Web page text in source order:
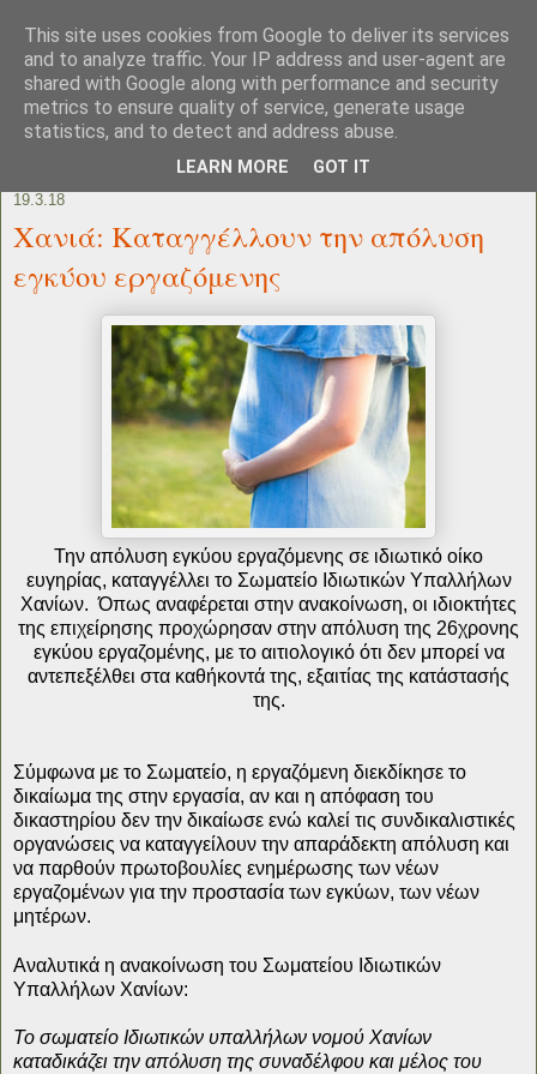
19.3.18
Χανιά: Καταγγέλλουν την απόλυση
εγκύου εργαζόμενης
Την απόλυση εγκύου εργαζόμενης σε ιδιωτικό οίκο
ευγηρίας, καταγγέλλει το Σωματείο Ιδιωτικών Υπαλλήλων
Χανίων.Όπως αναφέρεται στην ανακοίνωση, οι ιδιοκτήτες
της επιχείρησης προχώρησαν στην απόλυση της 26χρονης
εγκύου εργαζομένης, με το αιτιολογικό ότι δεν μπορεί να
αντεπεξέλθει στα καθήκοντά της, εξαιτίας της κατάστασής
της.
Σύμφωνα με το Σωματείο, η εργαζόμενη διεκδίκησε το
δικαίωμα της στην εργασία, αν και η απόφαση του
δικαστηρίου δεν την δικαίωσε ενώ καλεί τις συνδικαλιστικές
οργανώσεις να καταγγείλουν την απαράδεκτη απόλυση και
να παρθούν πρωτοβουλίες ενημέρωσης των νέων
εργαζομένων για την προστασία των εγκύων, των νέων
μητέρων.
Αναλυτικά η ανακοίνωση του Σωματείου Ιδιωτικών
Υπαλλήλων Χανίων:
Το σωματείο Ιδιωτικών υπαλλήλων νομού Χανίων
καταδικάζει την απόλυση της συναδέλφου και μέλος του
This site uses cookies from Google to deliver its services
and to analyze traffic. Your IP address and user-agent are
shared with Google along with performance and security
metrics to ensure quality of service, generate usage
statistics, and to detect and address abuse.
LEARN MORE GOT IT